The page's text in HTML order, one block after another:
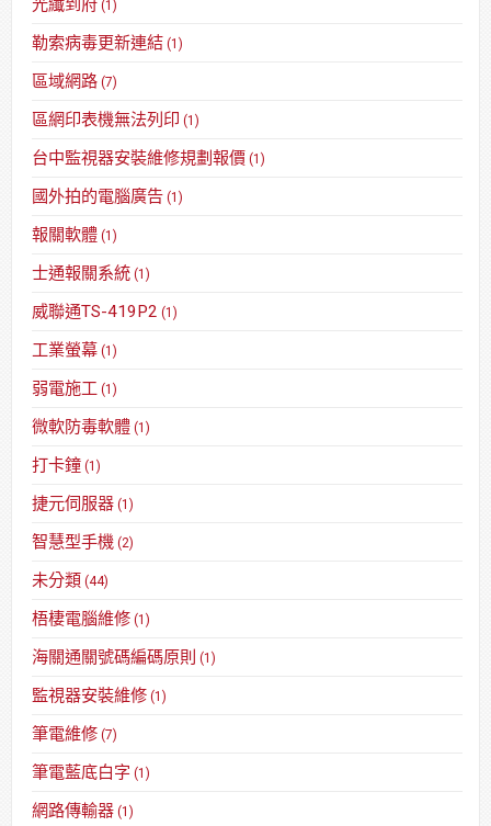
光纖到府 (1)
勒索病毒更新連結 (1)
區域網路 (7)
區網印表機無法列印 (1)
台中監視器安裝維修規劃報價 (1)
國外拍的電腦廣告 (1)
報關軟體 (1)
士通報關系統 (1)
威聯通TS-419P2 (1)
工業螢幕 (1)
弱電施工 (1)
微軟防毒軟體 (1)
打卡鐘 (1)
捷元伺服器 (1)
智慧型手機 (2)
未分類 (44)
梧棲電腦維修 (1)
海關通關號碼編碼原則 (1)
監視器安裝維修 (1)
筆電維修 (7)
筆電藍底白字 (1)
網路傳輸器 (1)